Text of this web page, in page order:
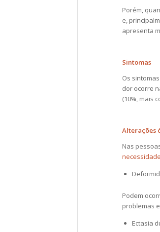
Porém,
e,
apresenta
Sintomas
Os
dor ocorre
(10%, mais
Alterações
Nas
Podem
problemas
Ectasia